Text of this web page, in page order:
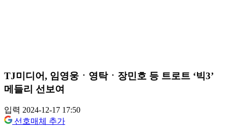
TJ미디어, 임영웅ㆍ영탁ㆍ장민호 등 트로트 ‘빅3’
메들리 선보여
입력 2024-12-17 17:50
선호매체 추가